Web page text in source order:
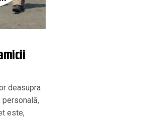
deasupra
personală,
este,